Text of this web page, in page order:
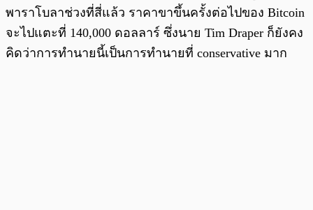
พาราโบลาช่วงที่สี่แล้ว ราคาขาขึ้นครั้งต่อไปของ Bitcoin
จะไปแตะที่ 140,000 ดอลลาร์ ซึ่งนาย Tim Draper ก็ยังคง
คิดว่าการทำนายนี้เป็นการทำนายที่ conservative มาก